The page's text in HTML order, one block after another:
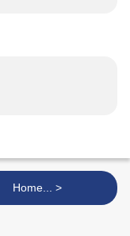
Home... >